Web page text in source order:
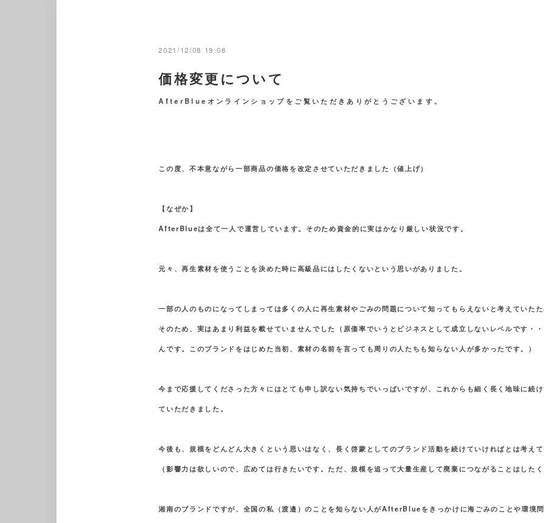
価格変更について
2021/12/08 19:08
AfterBlueオンラインショップをご覧いただきありがとうございます。
この度、不本意ながら一部商品の価格を改定させていただきました（値上げ）
【なぜか】
AfterBlueは全て一人で運営しています。そのため資金的に実はかなり厳しい状況です。
元々、再生素材を使うことを決めた時に高級品にはしたくないという思いがありました。
一部の人のものになってしまっては多くの人に再生素材やごみの問題について知ってもらえないと考えていたた
そのため、実はあまり利益を載せていませんでした（原価率でいうとビジネスとして成立しないレベルです・
んです。このブランドをはじめた当初、素材の名前を言っても周りの人たちも知らない人が多かったです。）
今まで応援してくださった方々にはとても申し訳ない気持ちでいっぱいですが、これからも細く長く地味に続
ていただきました。
今後も、規模をどんどん大きくという思いはなく、長く啓蒙としてのブランド活動を続けていければとは考えて
（影響力は欲しいので、広めては行きたいです。ただ、規模を追って大量生産して廃棄につながることはしたく
湘南のブランドですが、全国の私（渡邉）のことを知らない人がAfterBlueをきっかけに海ごみのことや環境